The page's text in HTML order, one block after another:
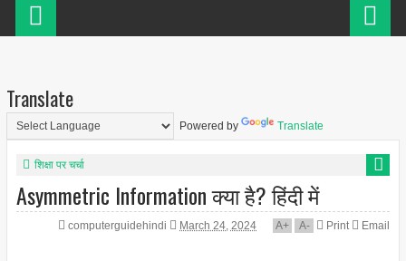
Translate
Powered by Translate
शिक्षा पर चर्चा
Asymmetric Information क्या है? हिंदी में
computerguidehindi March 24, 2024 A+ A- Print Email